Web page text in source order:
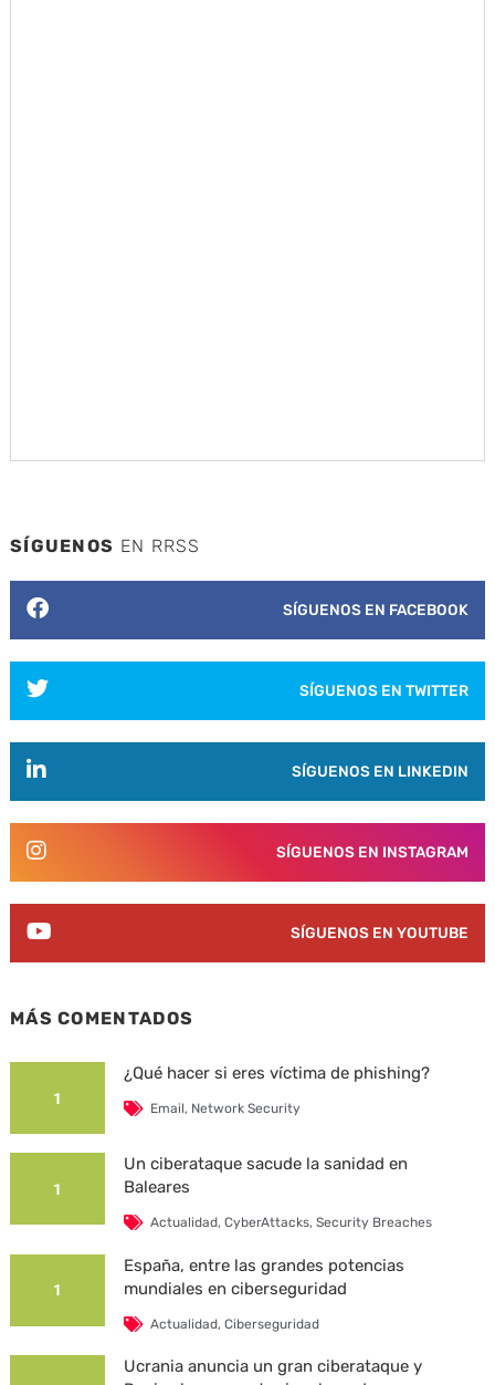
SÍGUENOS EN RRSS
SÍGUENOS EN FACEBOOK
SÍGUENOS EN TWITTER
SÍGUENOS EN LINKEDIN
SÍGUENOS EN INSTAGRAM
SÍGUENOS EN YOUTUBE
MÁS COMENTADOS
1
¿Qué hacer si eres víctima de phishing?
Email, Network Security
1
Un ciberataque sacude la sanidad en
Baleares
Actualidad,CyberAttacks,Security Breaches
1
España, entre las grandes potencias
mundiales en ciberseguridad
Actualidad,Ciberseguridad
Ucrania anuncia un gran ciberataque y